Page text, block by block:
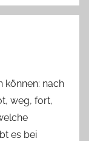
können: nach
weg, fort,
es bei